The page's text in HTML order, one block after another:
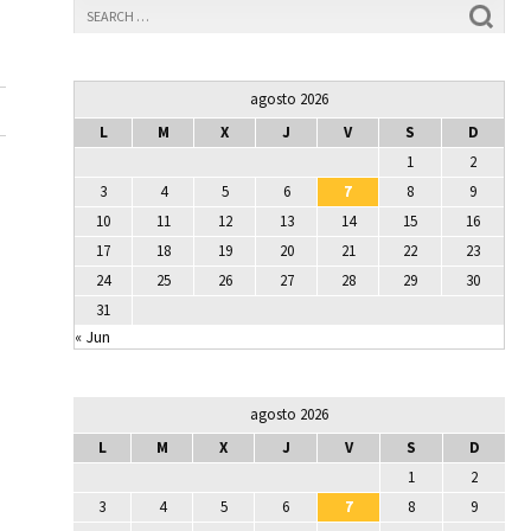
agosto 2026
L
M X J V S
D
1
2
3
4 5 6 7 8
9
10
11 12 13 14 15
16
17
18 19 20 21 22
23
24
25 26 27 28 29
30
31
« Jun
agosto 2026
L
M X J V S
D
1
2
3
4 5 6 7 8
9